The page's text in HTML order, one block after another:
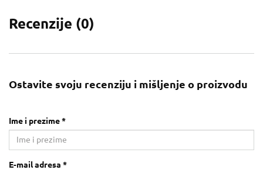
Recenzije (0)
Ostavite svoju recenziju i mišljenje o proizvodu
Ime i prezime *
E-mail adresa *